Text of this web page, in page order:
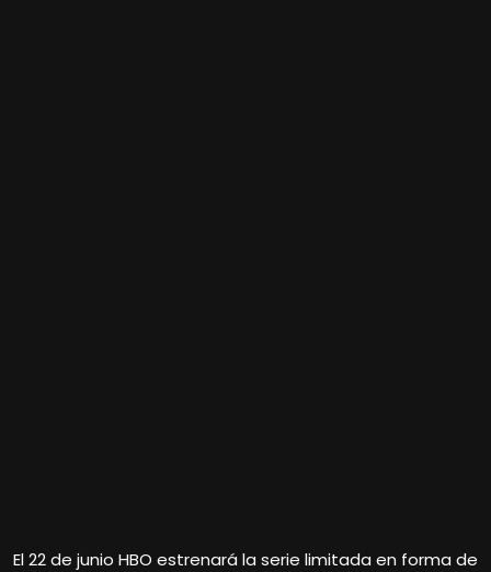
El 22 de junio HBO estrenará la serie limitada en forma de